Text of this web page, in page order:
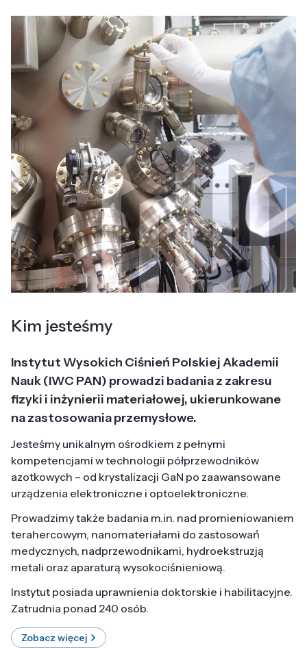
Kim jesteśmy
Instytut Wysokich Ciśnień Polskiej Akademii
Nauk (IWC PAN) prowadzi badania z zakresu
fizyki i inżynierii materiałowej, ukierunkowane
na zastosowania przemysłowe.
Jesteśmy unikalnym ośrodkiem z pełnymi
kompetencjami w technologii półprzewodników
azotkowych – od krystalizacji GaN po zaawansowane
urządzenia elektroniczne i optoelektroniczne.
Prowadzimy także badania m.in. nad promieniowaniem
terahercowym, nanomateriałami do zastosowań
medycznych, nadprzewodnikami, hydroekstruzją
metali oraz aparaturą wysokociśnieniową.
Instytut posiada uprawnienia doktorskie i habilitacyjne.
Zatrudnia ponad 240 osób.
Zobacz więcej